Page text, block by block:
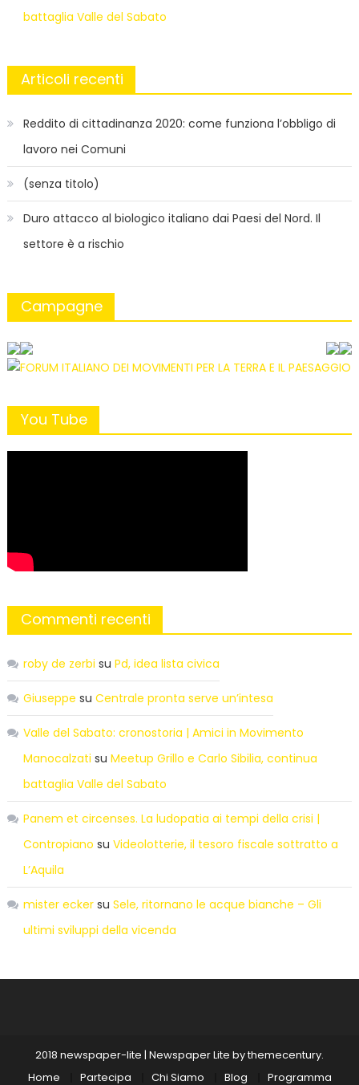
battaglia Valle del Sabato
Articoli recenti
Reddito di cittadinanza 2020: come funziona l’obbligo di
lavoro nei Comuni
(senza titolo)
Duro attacco al biologico italiano dai Paesi del Nord. Il
settore è a rischio
Campagne
You Tube
Commenti recenti
roby de zerbi su Pd, idea lista civica
Giuseppe su Centrale pronta serve un’intesa
Valle del Sabato: cronostoria | Amici in Movimento
Manocalzati su Meetup Grillo e Carlo Sibilia, continua
battaglia Valle del Sabato
Panem et circenses. La ludopatia ai tempi della crisi |
Contropiano su Videolotterie, il tesoro fiscale sottratto a
L’Aquila
mister eckersu Sele, ritornano le acque bianche – Gli
ultimi sviluppi della vicenda
2018 newspaper-lite | Newspaper Lite bythemecentury.
Home
Partecipa Chi Siamo Blog Programma